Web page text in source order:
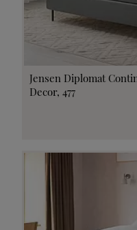
Jensen Diplomat
Decor, 477